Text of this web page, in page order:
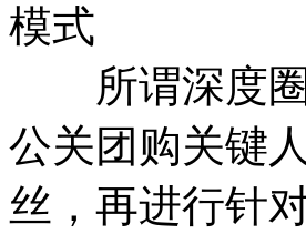
模式
所谓深度圈
公关团购关键
丝，再进行针